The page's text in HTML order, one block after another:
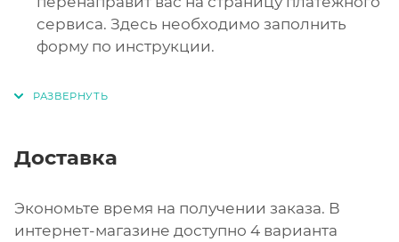
сервиса. Здесь необходимо заполнить
форму по инструкции.
Доставка
Экономьте время на получении заказа. В
интернет-магазине доступно 4 варианта